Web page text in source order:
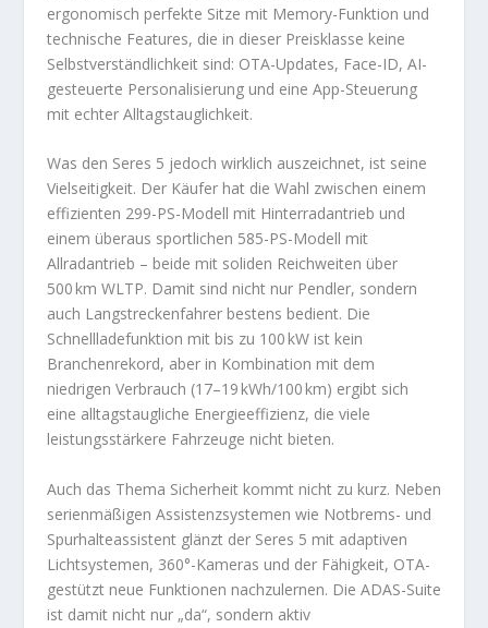
ergonomisch perfekte Sitze mit Memory-Funktion und
technische Features, die in dieser Preisklasse keine
Selbstverständlichkeit sind: OTA-Updates, Face-ID, AI-
gesteuerte Personalisierung und eine App-Steuerung
mit echter Alltagstauglichkeit.
Was den Seres 5 jedoch wirklich auszeichnet, ist seine
Vielseitigkeit. Der Käufer hat die Wahl zwischen einem
effizienten 299-PS-Modell mit Hinterradantrieb und
einem überaus sportlichen 585-PS-Modell mit
Allradantrieb – beide mit soliden Reichweiten über
500 km WLTP. Damit sind nicht nur Pendler, sondern
auch Langstreckenfahrer bestens bedient. Die
Schnellladefunktion mit bis zu 100 kW ist kein
Branchenrekord, aber in Kombination mit dem
niedrigen Verbrauch (17–19 kWh/100 km) ergibt sich
eine alltagstaugliche Energieeffizienz, die viele
leistungsstärkere Fahrzeuge nicht bieten.
Auch das Thema Sicherheit kommt nicht zu kurz. Neben
serienmäßigen Assistenzsystemen wie Notbrems- und
Spurhalteassistent glänzt der Seres 5 mit adaptiven
Lichtsystemen, 360°-Kameras und der Fähigkeit, OTA-
gestützt neue Funktionen nachzulernen. Die ADAS-Suite
ist damit nicht nur „da“, sondern aktiv